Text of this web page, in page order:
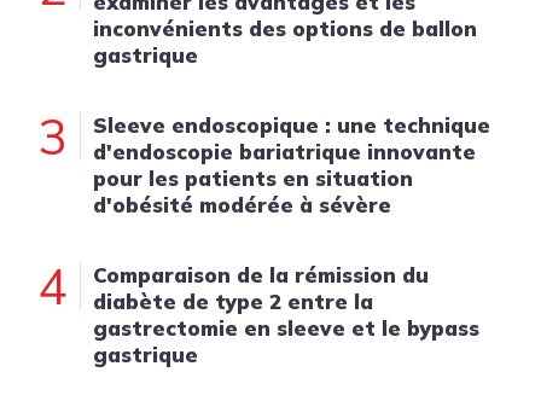
inconvénients des options de ballon
gastrique
3
Sleeve endoscopique : une technique
d'endoscopie bariatrique innovante
pour les patients en situation
d'obésité modérée à sévère
4
Comparaison de la rémission du
diabète de type 2 entre la
gastrectomie en sleeve et le bypass
gastrique